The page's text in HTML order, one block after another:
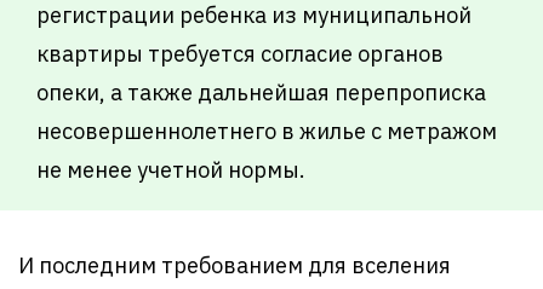
регистрации ребенка из муниципальной
квартиры требуется согласие органов
опеки, а также дальнейшая перепрописка
несовершеннолетнего в жилье с метражом
не менее учетной нормы.
И последним требованием для вселения